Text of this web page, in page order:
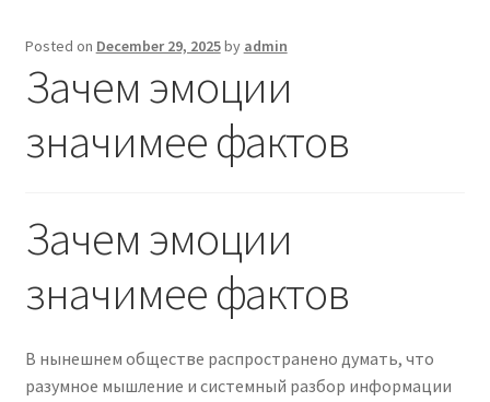
Coastal Style Wallpaper
Posted on December 29, 2025by admin
Зачем эмоции
значимее фактов
Зачем эмоции
значимее фактов
В нынешнем обществе распространено думать, что
разумное мышление и системный разбор информации